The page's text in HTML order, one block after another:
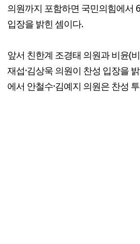
의원까지 포함하면 국민의힘에서
입장을 밝힌 셈이다.
앞서 친한계 조경태 의원과 비윤(
재섭·김상욱 의원이 찬성 입장을
에서 안철수·김예지 의원은 찬성